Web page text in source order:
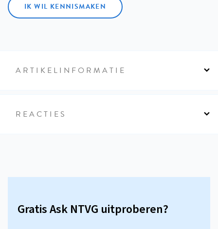
IK WIL KENNISMAKEN
ARTIKELINFORMATIE
REACTIES
Gratis Ask NTVG uitproberen?